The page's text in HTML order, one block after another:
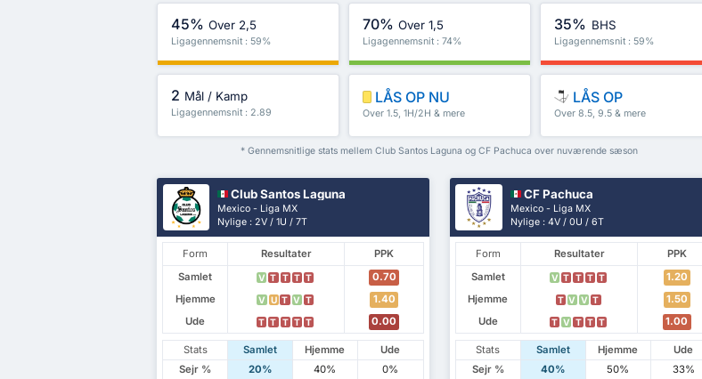
45% Over 2,5
Ligagennemsnit : 59%
70% Over 1,5
Ligagennemsnit : 74%
35% BHS
Ligagennemsnit : 59%
2 Mål / Kamp
Ligagennemsnit : 2.89
LÅS OP NU
Over 1.5, 1H/2H & mere
LÅS OP
Over 8.5, 9.5 & mere
* Gennemsnitlige stats mellem Club Santos Laguna og CF Pachuca over nuværende sæson
Club Santos Laguna
Mexico - Liga MX
Nylige : 2V / 1U / 7T
Form Resultater
PPK
Samlet
V T T T T
0.70
Hjemme
V U T V T
1.40
Ude
T T T T T 0.00
Stats Samlet Hjemme
Ude
Sejr %
20% 40%
0%
CF Pachuca
Mexico - Liga MX
Nylige : 4V / 0U / 6T
Form Resultater
PPK
Samlet
V T T T T
1.20
Hjemme
T V V T
1.50
Ude
T V T T T 1.00
Stats Samlet Hjemme
Ude
Sejr %
40% 50%
33%